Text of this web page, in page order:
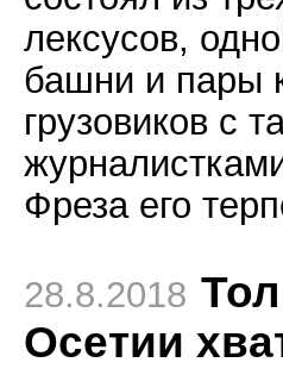
лексусов,
башни и пары
грузовиков с
Фреза его
28.8.2018
Осетии